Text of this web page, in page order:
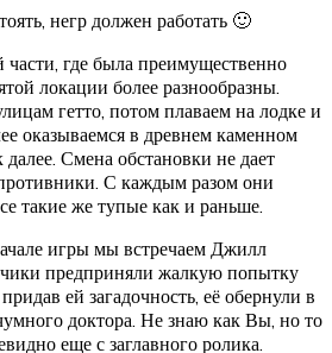
негр должен работать 🙂
части, где была преимущественно
локации более разнообразны.
гетто, потом плаваем на лодке и
оказываемся в древнем каменном
Смена обстановки не дает
С каждым разом они
такие же тупые как и раньше.
игры мы встречаем Джилл
предприняли жалкую попытку
ей загадочность, её обернули в
доктора. Не знаю как Вы, но то
еще с заглавного ролика.